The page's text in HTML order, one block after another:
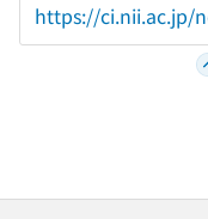
https://ci.nii.ac.jp/